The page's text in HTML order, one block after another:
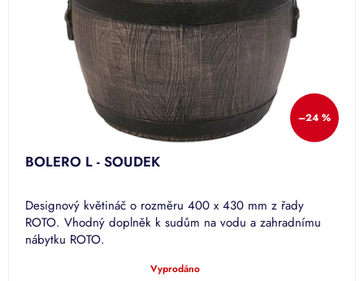
–24 %
BOLERO L - SOUDEK
Designový květináč o rozměru 400 x 430 mm z řady
ROTO. Vhodný doplněk k sudům na vodu a zahradnímu
nábytku ROTO.
Vyprodáno